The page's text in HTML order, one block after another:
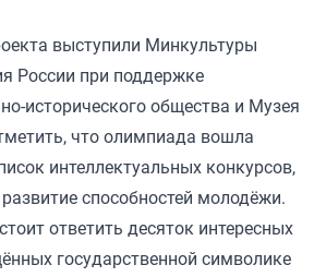
выступили Минкультуры
России при поддержке
исторического общества и Музея
что олимпиада вошла
интеллектуальных конкурсов,
способностей молодёжи.
ответить десяток интересных
государственной символике